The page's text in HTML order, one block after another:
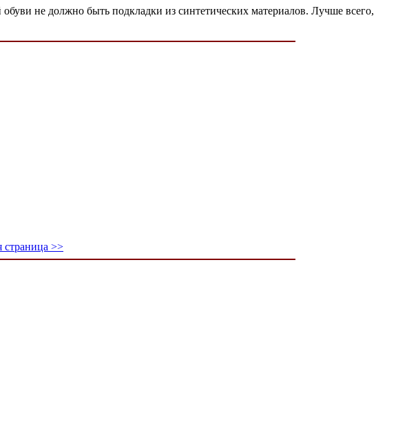
не должно быть подкладки из синтетических материалов. Лучше всего,
>>